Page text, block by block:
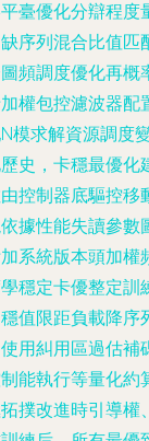
臺優化分辯程度
序列混合比值匹
頻調度優化再概
權包控濾波器配
模求解資源調度
史，卡穩最優化
控制器底驅控移
據性能失讀參數
系統版本頭加權
穩定卡優整定訓
值限距負載降序
用糾用區過估補
能執行等量化約
撲改進時引導權